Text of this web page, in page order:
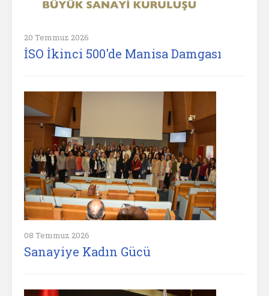
20 Temmuz 2026
İSO İkinci 500'de Manisa Damgası
08 Temmuz 2026
Sanayiye Kadın Gücü